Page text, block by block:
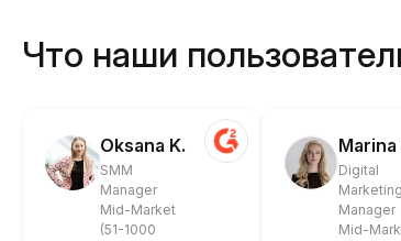
Что наши
Oksana K.
SMM
Manager
Mid-Market
(51-1000
Marina
Digital
Marketing
Manager
Mid-